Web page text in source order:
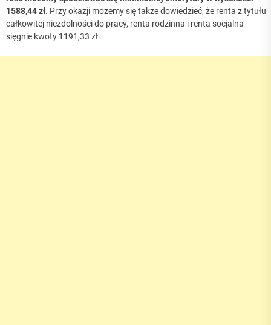
1588,44 zł. Przy okazji możemy się także dowiedzieć, że renta z tytułu
całkowitej niezdolności do pracy, renta rodzinna i renta socjalna
sięgnie kwoty 1191,33 zł.